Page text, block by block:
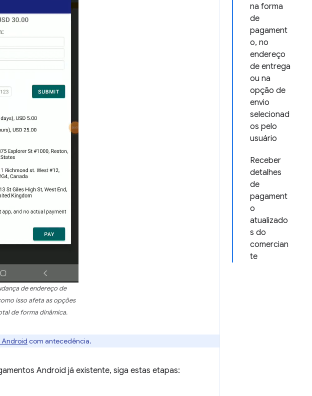
na forma
de
pagament
o, no
endereço
de entrega
ou na
opção de
envio
selecionad
os pelo
usuário
Receber
detalhes
de
pagament
o
atualizado
s do
comercian
te
de endereço de
isso afeta as opções
de forma dinâmica.
com antecedência.
Android já existente, siga estas etapas: